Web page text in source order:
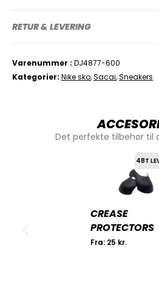
RETUR & LEVERING
Varenummer
DJ4877-600
Kategorier Nike sko,Sacai,Sneakers
Det perfekte tilbehør til
48T
CREASE
PROTECTORS
Fra: 25 kr.